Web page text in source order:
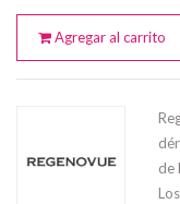
Agregar al carrito
de